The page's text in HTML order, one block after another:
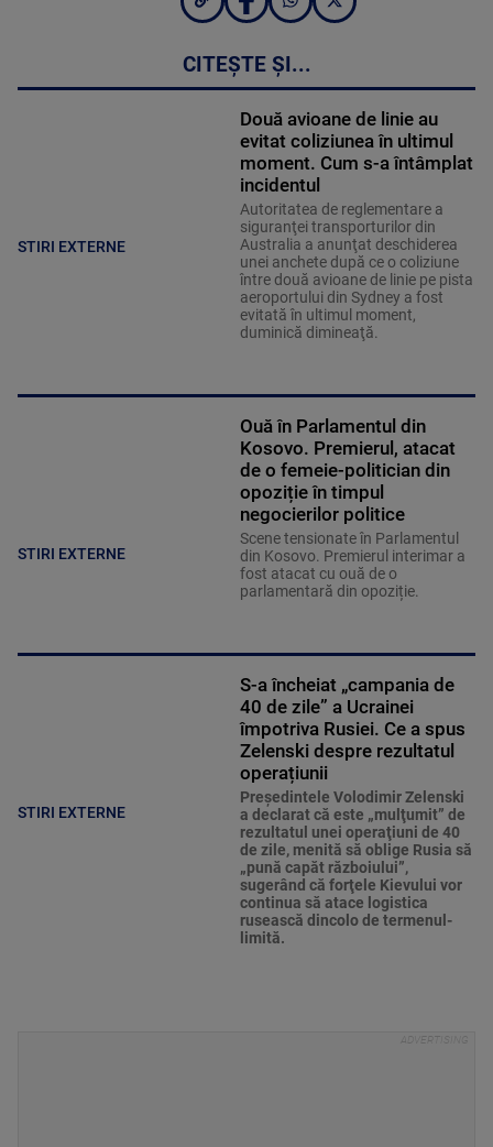
CITEȘTE ȘI...
STIRI EXTERNE
Două avioane de linie au
evitat coliziunea în ultimul
moment. Cum s-a întâmplat
incidentul
Autoritatea de reglementare a
siguranţei transporturilor din
Australia a anunţat deschiderea
unei anchete după ce o coliziune
între două avioane de linie pe pista
aeroportului din Sydney a fost
evitată în ultimul moment,
duminică dimineaţă.
STIRI EXTERNE
Ouă în Parlamentul din
Kosovo. Premierul, atacat
de o femeie-politician din
opoziție în timpul
negocierilor politice
Scene tensionate în Parlamentul
din Kosovo. Premierul interimar a
fost atacat cu ouă de o
parlamentară din opoziție.
STIRI EXTERNE
S-a încheiat „campania de
40 de zile” a Ucrainei
împotriva Rusiei. Ce a spus
Zelenski despre rezultatul
operațiunii
Preşedintele Volodimir Zelenski
a declarat că este „mulţumit” de
rezultatul unei operaţiuni de 40
de zile, menită să oblige Rusia să
„pună capăt războiului”,
sugerând că forţele Kievului vor
continua să atace logistica
rusească dincolo de termenul-
limită.